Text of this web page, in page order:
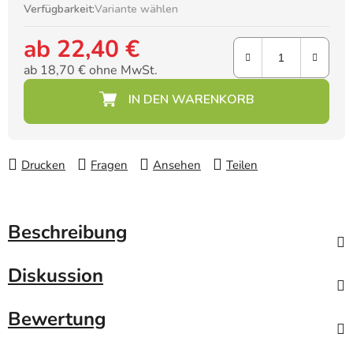
Verfügbarkeit:Variante wählen
ab 22,40 €
ab 18,70 €ohne MwSt.
Drucken Fragen Ansehen Teilen
Beschreibung
Diskussion
Bewertung